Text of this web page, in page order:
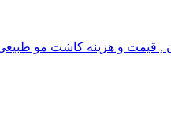
, قیمت و هزینه کاشت مو